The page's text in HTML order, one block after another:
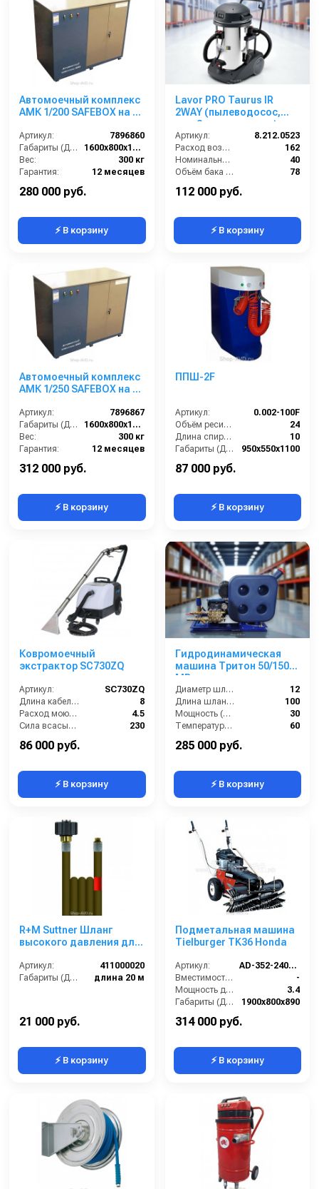
Автомоечный комплекс
АМК 1/200 SAFEBOX на 1
Артикул:
7896860
Габариты (ДхШхВ):
1600х800х1300
Вес:
300 кг
Гарантия:
12 месяцев
280 000 руб.
⚡ В корзину
Lavor PRO Taurus IR
2WAY (пылеводосос,
для 2-х операторов)
Артикул:
8.212.0523
Расход воздуха (л/сек):
162
Номинальный диаметр принадлежностей (мм):
40
Объём бака (л):
78
112 000 руб.
⚡ В корзину
Автомоечный комплекс
АМК 1/250 SAFEBOX на 1
Артикул:
7896867
Габариты (ДхШхВ):
1600х800х1300
Вес:
300 кг
Гарантия:
12 месяцев
312 000 руб.
⚡ В корзину
ППШ-2F
Артикул:
0.002-100F
Объём ресивера компрессора (л):
24
Длина спирального шланга (м):
10
Габариты (ДхШхВ):
950х550х1100
87 000 руб.
⚡ В корзину
Ковромоечный
экстрактор SC730ZQ
Артикул:
SC730ZQ
Длина кабеля (м):
8
Расход моющего раствора (л/мин):
4.5
Сила всасывания (мбар):
230
86 000 руб.
⚡ В корзину
Гидродинамическая
машина Тритон 50/150
МВ
Диаметр шланга (⌀) мм::
12
Длина шланга (м):
100
Мощность (л/с):
30
Температура жидкости (°С) max:
60
285 000 руб.
⚡ В корзину
R+M Suttner Шланг
высокого давления для
канализационных труб
20 м
Артикул:
411000020
Габариты (ДхШхВ):
длина 20 м
21 000 руб.
⚡ В корзину
Подметальная машина
Tielburger TK36 Honda
Артикул:
AD-352-240TS / AD-352-040TS
Вместимость бункера (л):
-
Мощность двигателя (кВт):
3.4
Габариты (ДхШхВ):
1900х800х890
314 000 руб.
⚡ В корзину